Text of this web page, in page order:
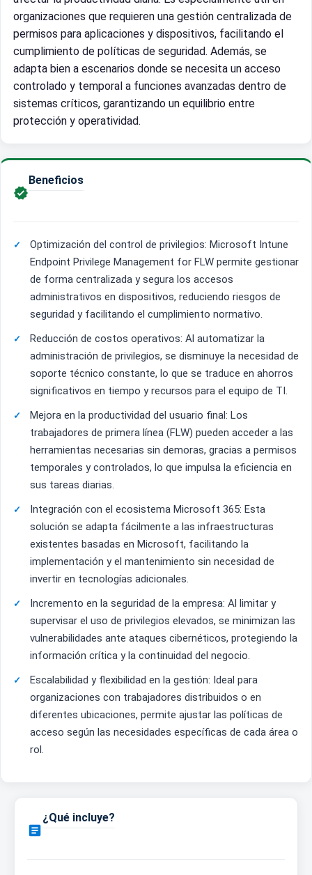
organizaciones que requieren una gestión centralizada de
permisos para aplicaciones y dispositivos, facilitando el
cumplimiento de políticas de seguridad. Además, se
adapta bien a escenarios donde se necesita un acceso
controlado y temporal a funciones avanzadas dentro de
sistemas críticos, garantizando un equilibrio entre
protección y operatividad.

Beneficios
Optimización del control de privilegios: Microsoft Intune
Endpoint Privilege Management for FLW permite gestionar
de forma centralizada y segura los accesos
administrativos en dispositivos, reduciendo riesgos de
seguridad y facilitando el cumplimiento normativo.
Reducción de costos operativos: Al automatizar la
administración de privilegios, se disminuye la necesidad de
soporte técnico constante, lo que se traduce en ahorros
significativos en tiempo y recursos para el equipo de TI.
Mejora en la productividad del usuario final: Los
trabajadores de primera línea (FLW) pueden acceder a las
herramientas necesarias sin demoras, gracias a permisos
temporales y controlados, lo que impulsa la eficiencia en
sus tareas diarias.
Integración con el ecosistema Microsoft 365: Esta
solución se adapta fácilmente a las infraestructuras
existentes basadas en Microsoft, facilitando la
implementación y el mantenimiento sin necesidad de
invertir en tecnologías adicionales.
Incremento en la seguridad de la empresa: Al limitar y
supervisar el uso de privilegios elevados, se minimizan las
vulnerabilidades ante ataques cibernéticos, protegiendo la
información crítica y la continuidad del negocio.
Escalabilidad y flexibilidad en la gestión: Ideal para
organizaciones con trabajadores distribuidos o en
diferentes ubicaciones, permite ajustar las políticas de
acceso según las necesidades específicas de cada área o
rol.

¿Qué incluye?